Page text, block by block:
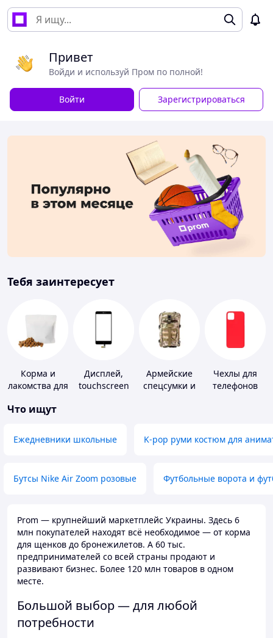
Привет
Войди и используй Пром по полной!
Войти Зарегистрироваться
Тебя заинтересует
Корма и
лакомства для
животных и
Дисплей,
touchscreen
Армейские
спецсумки и
Чехлы для
телефонов
Что ищут
Ежедневники школьные K-pop руми костюм для
Бутсы Nike Air Zoom розовые Футбольные ворота и
Prom — крупнейший маркетплейс Украины. Здесь 6
млн покупателей находят всё необходимое — от корма
для щенков до бронежилетов. А 60 тыс.
предпринимателей со всей страны продают и
развивают бизнес. Более 120 млн товаров в одном
месте.
Большой выбор — для любой
потребности